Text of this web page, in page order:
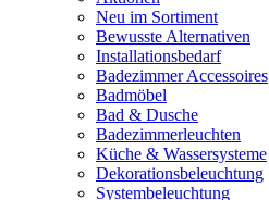
Neu im Sortiment
Bewusste Alternativen
Installationsbedarf
Badezimmer Accessoires
Badmöbel
Bad & Dusche
Badezimmerleuchten
Küche & Wassersysteme
Dekorationsbeleuchtung
Systembeleuchtung